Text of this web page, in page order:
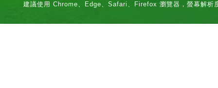
建議使用 Chrome、Edge、Safari、Firefox 瀏覽器，螢幕解